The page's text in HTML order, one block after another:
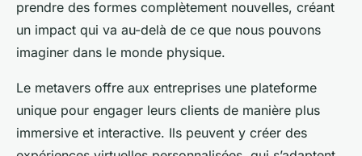
prendre des formes complètement nouvelles, créant
un impact qui va au-delà de ce que nous pouvons
imaginer dans le monde physique.
Le metavers offre aux entreprises une plateforme
unique pour engager leurs clients de manière plus
immersive et interactive. Ils peuvent y créer des